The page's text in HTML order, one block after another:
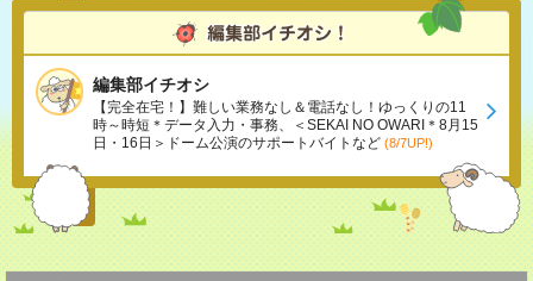
編集部イチオシ
【完全在宅！】難しい業務なし＆電話なし！ゆっくりの11
時～時短＊データ入力・事務、＜SEKAI NO OWARI＊8月15
日・16日＞ドーム公演のサポートバイトなど (8/7UP!)